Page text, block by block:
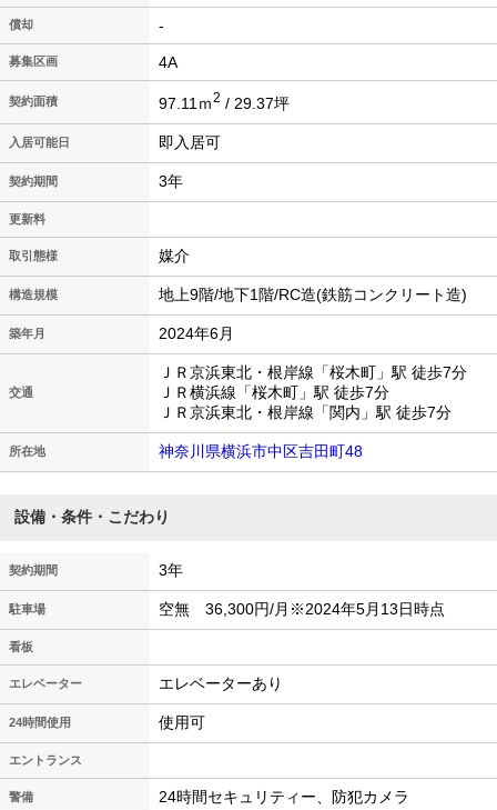
償却 -
募集区画 4A
契約面積 97.11ｍ2 / 29.37坪
入居可能日 即入居可
契約期間 3年
更新料
取引態様 媒介
構造規模 地上9階/地下1階/RC造(鉄筋コンクリート造)
築年月 2024年6月
交通
ＪＲ京浜東北・根岸線「桜木町」駅 徒歩7分
ＪＲ横浜線「桜木町」駅 徒歩7分
ＪＲ京浜東北・根岸線「関内」駅 徒歩7分
所在地 神奈川県横浜市中区吉田町48
設備・条件・こだわり
契約期間 3年
駐車場 空無 36,300円/月※2024年5月13日時点
看板
エレベーター エレベーターあり
24時間使用 使用可
エントランス
警備 24時間セキュリティー、防犯カメラ